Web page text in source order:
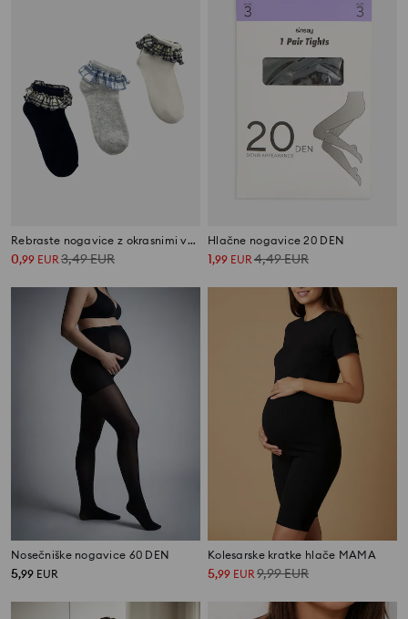
Rebraste nogavice z okrasnimi volančki 3 pakiranje
0,99 EUR3,49EUR
Hlačne nogavice 20 DEN
1,99 EUR4,49EUR
Nosečniške nogavice 60 DEN
5,99 EUR
Kolesarske kratke hlače MAMA
5,99 EUR 9,99EUR